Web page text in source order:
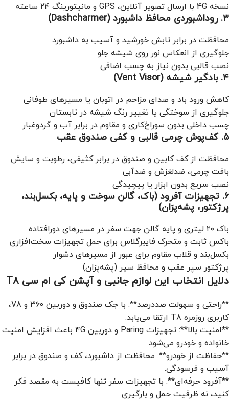
نسخه 4G با ارسال تصویر آنلاین، GPS و مانیتورینگ ۲۴ ساعته
۳. روداشبوردی محافظ داشبورد (Dashcharmer)
محافظت در برابر تابش خورشید و آسیب به داشبورد
جلوگیری از انعکاس نور روی شیشه جلو
نصب قالبی بدون نیاز به چسب اضافی
۴. بادگیر شیشه (Vent Visor)
کاهش ورود باد و صدای مزاحم در اتوبان یا مسیرهای طوفانی
جلوگیری از سوختگی یا تغییر رنگ شیشه در تابستان
چسب داخلی بدون سوراخ‌کاری و مقاوم در برابر آب و گردوغبار
۵. کف‌پوش چرمی قالبی و کفی صندوق عقب
محافظت از کف کابین و صندوق در برابر کثیفی، رطوبت و سایش
بافت چرمی، ضدلغزش و ضدآبی
نصب سریع بدون ابزار یا پیچیدگی
۶. تجهیزات آفرود (باک، گالن سوخت و پایه، بکسل‌بند،
پرژکتور، پشه‌پرَان)
باک ۲۰ لیتری و پایه گالن جهت سفر در مسیرهای دورافتاده
باکس ثابت و متحرک فایبرگلاس برای حمل تجهیزات سخت‌افزاری
بکسل‌بند و قلاب مقاوم برای عبور از مسیرهای دشوار
پرژکتور سپر عقب و محافظ سپر (پشه‌پرَان)
دلایل انتخاب این لوازم جانبی و آپشن کی ام سی T8
**راحتی و سهولت صددرصد**: با جک صندوق و دوربین ۳۶۰ و V8،
کاربری روزمره T8 ارتقا می‌یابد.
**امنیت بالا**: تجهیزات Paring و دوربین 4G باعث افزایش امنیت
خانواده و خودرو می‌شود.
**حفاظت از خودرو**: محافظت از داشبورد، کف و صندوق در برابر
آسیب و فرسودگی.
**آفرود حرفه‌ای**: با تجهیزات سفر تنها کافیست به مقصد فکر
کنید، نه ظرفیت حمل و بارگیری.